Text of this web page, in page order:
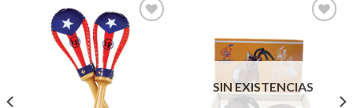
lista de
deseos
SIN EXISTENCIAS